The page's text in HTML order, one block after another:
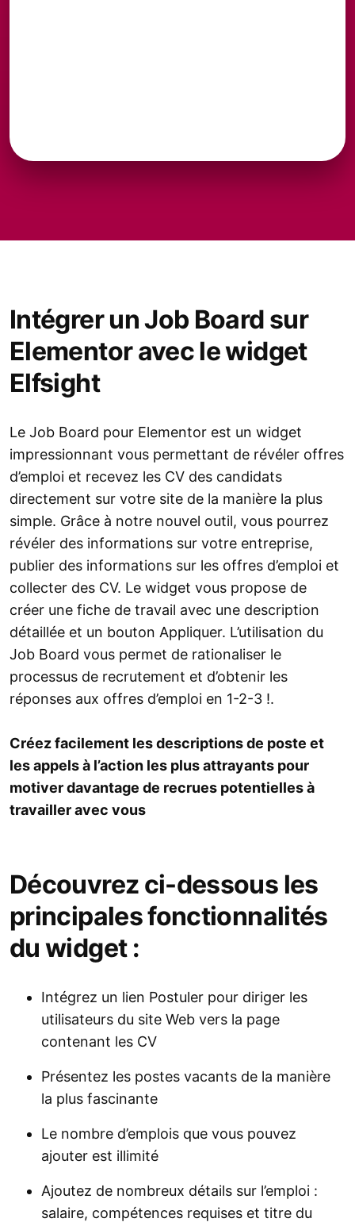
Intégrer un Job Board sur
Elementor avec le widget
Elfsight
Le Job Board pour Elementor est un widget
impressionnant vous permettant de révéler offres
d’emploi et recevez les CV des candidats
directement sur votre site de la manière la plus
simple. Grâce à notre nouvel outil, vous pourrez
révéler des informations sur votre entreprise,
publier des informations sur les offres d’emploi et
collecter des CV. Le widget vous propose de
créer une fiche de travail avec une description
détaillée et un bouton Appliquer. L’utilisation du
Job Board vous permet de rationaliser le
processus de recrutement et d’obtenir les
réponses aux offres d’emploi en 1-2-3 !.
Créez facilement les descriptions de poste et
les appels à l’action les plus attrayants pour
motiver davantage de recrues potentielles à
travailler avec vous
Découvrez ci-dessous les
principales fonctionnalités
du widget :
Intégrez un lien Postuler pour diriger les
utilisateurs du site Web vers la page
contenant les CV
Présentez les postes vacants de la manière
la plus fascinante
Le nombre d’emplois que vous pouvez
ajouter est illimité
Ajoutez de nombreux détails sur l’emploi :
salaire, compétences requises et titre du